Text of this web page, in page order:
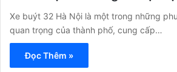
Xe buýt 32 Hà Nội là một trong những
quan trọng của thành phố, cung cấp…
Đọc Thêm »